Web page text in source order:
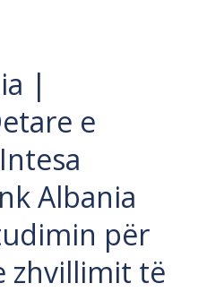
|
e
Albania
për
zhvillimit të